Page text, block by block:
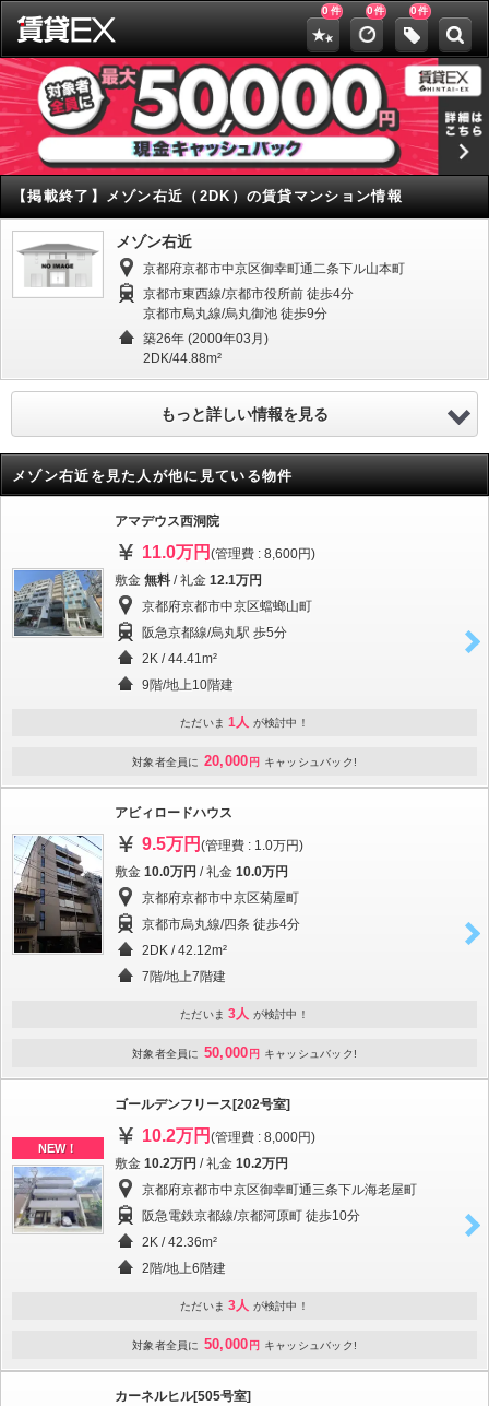
0 件 0件 0件
【掲載終了】 メゾン右近（2DK）の賃貸マンション情報
メゾン右近
京都府京都市中京区御幸町通二条下ル山本町
京都市東西線/京都市役所前 徒歩4分
京都市烏丸線/烏丸御池 徒歩9分
築26年 (2000年03月)
2DK/44.88m²
もっと詳しい情報を見る
メゾン右近を見た人が他に見ている物件
アマデウス西洞院
11.0万円 (管理費 : 8,600円)
敷金 無料 / 礼金 12.1万円
京都府京都市中京区蟷螂山町
阪急京都線/烏丸駅 歩5分
2K / 44.41m²
9階/地上10階建
ただいま 1人 が検討中！
対象者全員に 20,000 円 キャッシュバック!
アビィロードハウス
9.5万円 (管理費 : 1.0万円)
敷金 10.0万円 / 礼金 10.0万円
京都府京都市中京区菊屋町
京都市烏丸線/四条 徒歩4分
2DK / 42.12m²
7階/地上7階建
ただいま 3人 が検討中！
対象者全員に 50,000 円 キャッシュバック!
NEW！
ゴールデンフリース[202号室]
10.2万円 (管理費 : 8,000円)
敷金 10.2万円 / 礼金 10.2万円
京都府京都市中京区御幸町通三条下ル海老屋町
阪急電鉄京都線/京都河原町 徒歩10分
2K / 42.36m²
2階/地上6階建
ただいま 3人 が検討中！
対象者全員に 50,000 円 キャッシュバック!
カーネルヒル[505号室]